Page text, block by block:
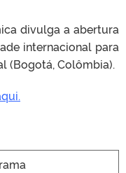
divulga a abertura
internacional para
(Bogotá, Colômbia).